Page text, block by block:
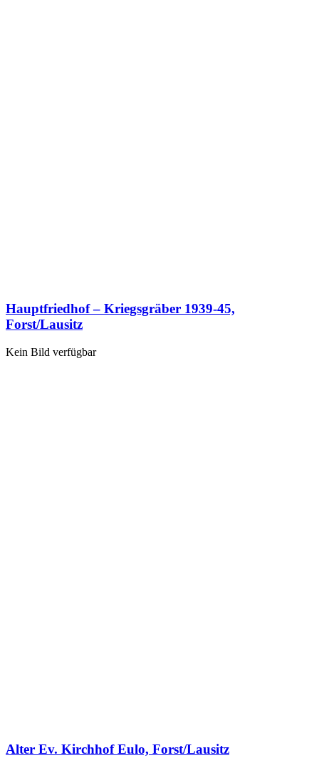
Hauptfriedhof – Kriegsgräber 1939-45,
Forst/Lausitz
Kein Bild verfügbar
Alter Ev. Kirchhof Eulo, Forst/Lausitz